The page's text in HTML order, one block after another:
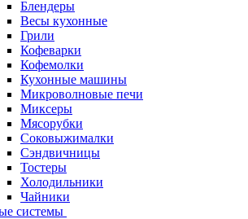
Блендеры
Весы кухонные
Грили
Кофеварки
Кофемолки
Кухонные машины
Микроволновые печи
Миксеры
Мясорубки
Соковыжималки
Сэндвичницы
Тостеры
Холодильники
Чайники
системы